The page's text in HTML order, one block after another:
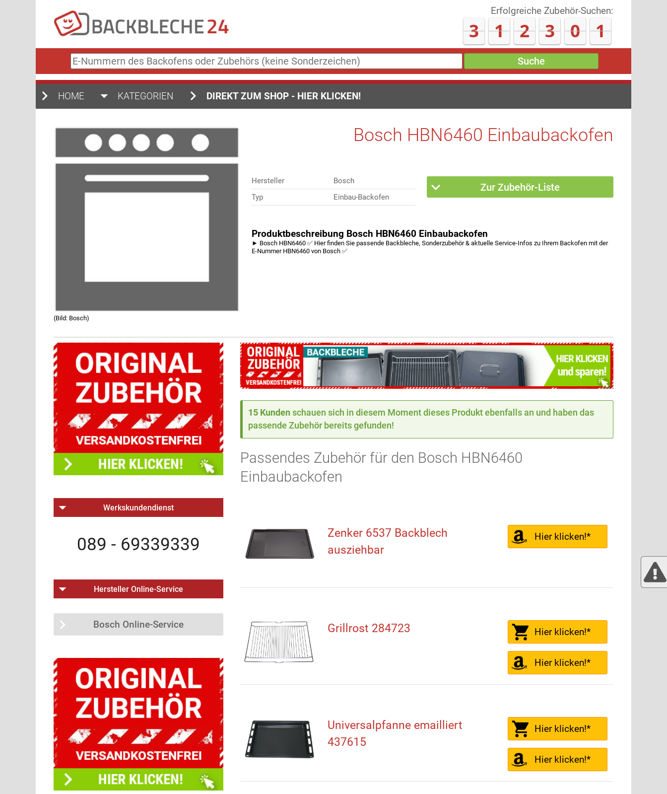
Erfolgreiche Zubehör-Suchen:
3 1 2 3 0 8
E-
Nummern
des
oder
Suche
HOME KATEGORIEN DIREKT ZUM SHOP - HIER KLICKEN!
(Bild: Bosch)
Bosch HBN6460 Einbaubackofen
Hersteller
Bosch
Typ
Einbau-Backofen
Zur Zubehör-Liste
Produktbeschreibung Bosch HBN6460 Einbaubackofen
► Bosch HBN6460 ✅ Hier finden Sie passende Backbleche, Sonderzubehör & aktuelle Service-Infos zu Ihrem Backofen mit der
E-Nummer HBN6460 von Bosch ✅
15 Kunden schauen sich in diesem Moment dieses Produkt ebenfalls an und haben das
passende Zubehör bereits gefunden!
Passendes Zubehör für den Bosch HBN6460
Einbaubackofen
Zenker 6537 Backblech
ausziehbar
Hier klicken!*
Grillrost 284723 Hier klicken!*
Hier klicken!*
Universalpfanne emailliert
437615
Hier klicken!*
Hier klicken!*
Werkskundendienst
089 - 69339339
Hersteller Online-Service
Bosch Online-Service